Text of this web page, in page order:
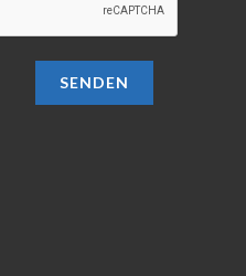
SENDEN